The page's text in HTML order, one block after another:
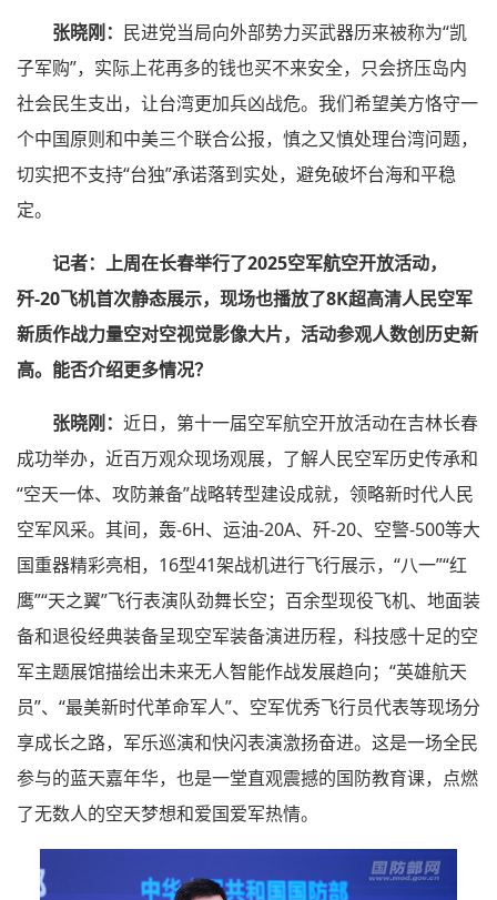
张晓刚： 民进党当局向外部势力买武器历来被称为“凯
子军购”，实际上花再多的钱也买不来安全，只会挤压岛内
社会民生支出，让台湾更加兵凶战危。我们希望美方恪守一
个中国原则和中美三个联合公报，慎之又慎处理台湾问题，
切实把不支持“台独”承诺落到实处，避免破坏台海和平稳
定。
记者：上周在长春举行了2025空军航空开放活动，
歼-20飞机首次静态展示，现场也播放了8K超高清人民空军
新质作战力量空对空视觉影像大片，活动参观人数创历史新
高。能否介绍更多情况？
张晓刚： 近日，第十一届空军航空开放活动在吉林长春
成功举办，近百万观众现场观展，了解人民空军历史传承和
“空天一体、攻防兼备”战略转型建设成就，领略新时代人民
空军风采。其间，轰-6H、运油-20A、歼-20、空警-500等大
国重器精彩亮相，16型41架战机进行飞行展示，“八一”“红
鹰”“天之翼”飞行表演队劲舞长空；百余型现役飞机、地面装
备和退役经典装备呈现空军装备演进历程，科技感十足的空
军主题展馆描绘出未来无人智能作战发展趋向；“英雄航天
员”、“最美新时代革命军人”、空军优秀飞行员代表等现场分
享成长之路，军乐巡演和快闪表演激扬奋进。这是一场全民
参与的蓝天嘉年华，也是一堂直观震撼的国防教育课，点燃
了无数人的空天梦想和爱国爱军热情。